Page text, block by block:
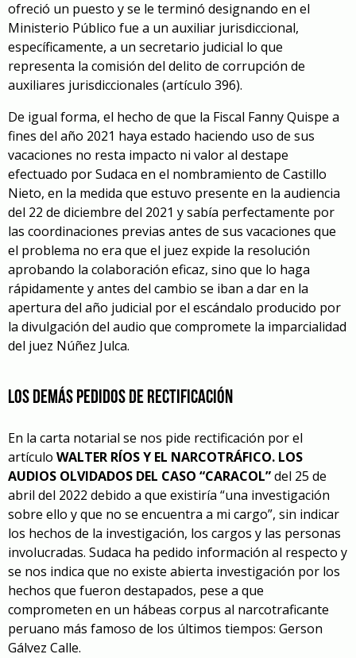
ofreció un puesto y se le terminó designando en el
Ministerio Público fue a un auxiliar jurisdiccional,
específicamente, a un secretario judicial lo que
representa la comisión del delito de corrupción de
auxiliares jurisdiccionales (artículo 396).
De igual forma, el hecho de que la Fiscal Fanny Quispe a
fines del año 2021 haya estado haciendo uso de sus
vacaciones no resta impacto ni valor al destape
efectuado por Sudaca en el nombramiento de Castillo
Nieto, en la medida que estuvo presente en la audiencia
del 22 de diciembre del 2021 y sabía perfectamente por
las coordinaciones previas antes de sus vacaciones que
el problema no era que el juez expide la resolución
aprobando la colaboración eficaz, sino que lo haga
rápidamente y antes del cambio se iban a dar en la
apertura del año judicial por el escándalo producido por
la divulgación del audio que compromete la imparcialidad
del juez Núñez Julca.
Los demás pedidos de rectificación
En la carta notarial se nos pide rectificación por el
artículo WALTER RÍOS Y EL NARCOTRÁFICO. LOS
AUDIOS OLVIDADOS DEL CASO “CARACOL”del 25 de
abril del 2022 debido a que existiría “una investigación
sobre ello y que no se encuentra a mi cargo”, sin indicar
los hechos de la investigación, los cargos y las personas
involucradas. Sudaca ha pedido información al respecto y
se nos indica que no existe abierta investigación por los
hechos que fueron destapados, pese a que
comprometen en un hábeas corpus al narcotraficante
peruano más famoso de los últimos tiempos: Gerson
Gálvez Calle.